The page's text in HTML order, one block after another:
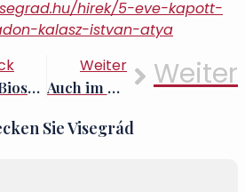
hirek/5-eve-kapott-
kalasz-istvan-atya
Das Biosphärenreservat Pilis feiert sein 40-jähriges Bestehen
Weiter
Auch im Pilis-Gebirge stellt das illegale Sammeln von Geweihen ein ernstes Problem dar Weiter
Sie Visegrád